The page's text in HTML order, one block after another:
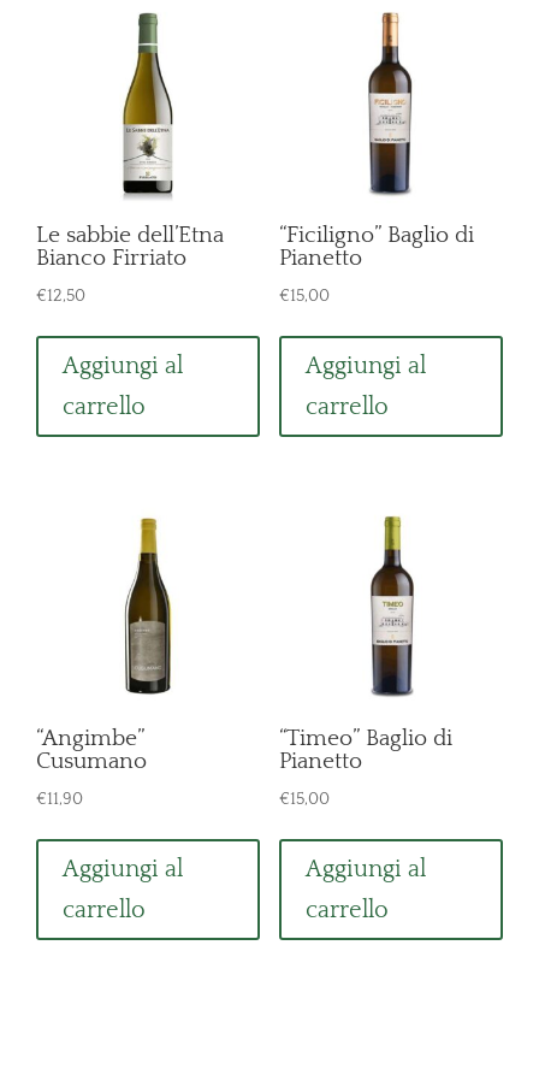
Le sabbie dell’Etna
Bianco Firriato
€12,50
Aggiungi al
carrello
“Ficiligno” Baglio di
Pianetto
€15,00
Aggiungi al
carrello
“Angimbe”
Cusumano
€11,90
Aggiungi al
carrello
“Timeo” Baglio di
Pianetto
€15,00
Aggiungi al
carrello